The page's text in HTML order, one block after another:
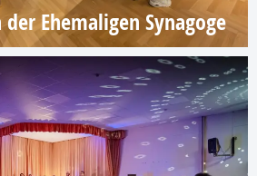
Ehemaligen Synagoge